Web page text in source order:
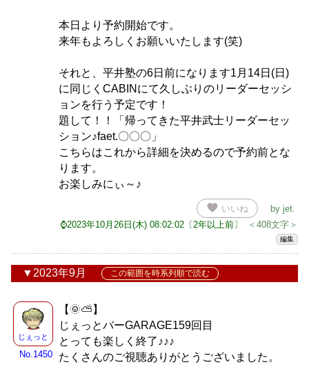
本日より予約開始です。
来年もよろしくお願いいたします(笑)
それと、平井塾の6日前になります1月14日(日)
に同じくCABINにて久しぶりのリーダーセッシ
ョンを行う予定です！
題して！！「帰ってきた平井武士リーダーセッ
ション♪faet.〇〇〇」
こちらはこれから詳細を決めるので予約前とな
ります。
お楽しみにぃ～♪
favorite いいね by jet
⌚2023年10月26日(木) 08:02:02〔2年以上前〕
＜408文字＞
編集
2023年9月 この範囲を時系列順で読む
じぇっと
No.1450
【🌞⛅】
じぇっとバーGARAGE159回目
とっても楽しく終了♪♪♪
たくさんのご視聴ありがとうございました。